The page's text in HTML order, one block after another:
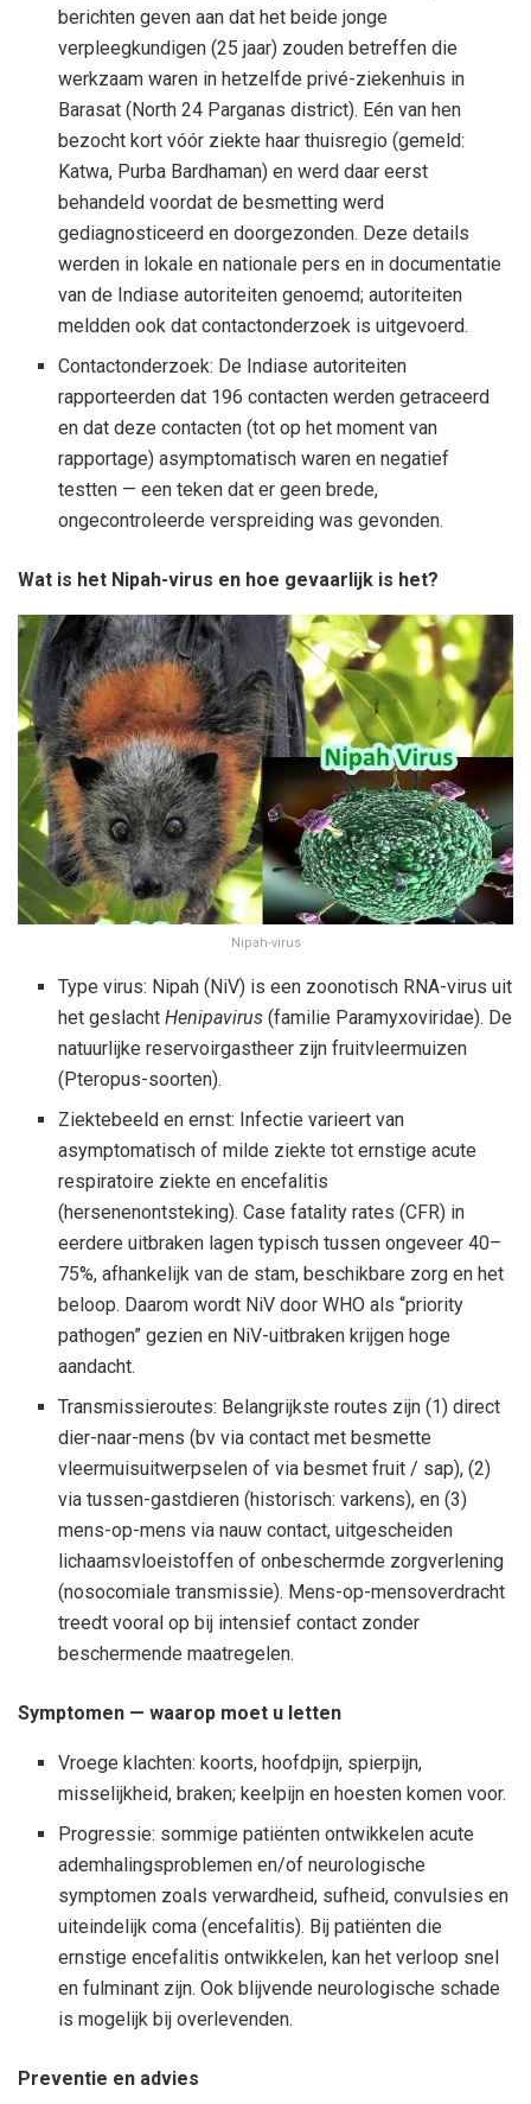
berichten geven aan dat het beide jonge
verpleegkundigen (25 jaar) zouden betreffen die
werkzaam waren in hetzelfde privé-ziekenhuis in
Barasat (North 24 Parganas district). Eén van hen
bezocht kort vóór ziekte haar thuisregio (gemeld:
Katwa, Purba Bardhaman) en werd daar eerst
behandeld voordat de besmetting werd
gediagnosticeerd en doorgezonden. Deze details
werden in lokale en nationale pers en in documentatie
van de Indiase autoriteiten genoemd; autoriteiten
meldden ook dat contactonderzoek is uitgevoerd.
Contactonderzoek: De Indiase autoriteiten
rapporteerden dat 196 contacten werden getraceerd
en dat deze contacten (tot op het moment van
rapportage) asymptomatisch waren en negatief
testten — een teken dat er geen brede,
ongecontroleerde verspreiding was gevonden.
Wat is het Nipah-virus en hoe gevaarlijk is het?
Nipah-virus
Type virus: Nipah (NiV) is een zoonotisch RNA-virus uit
het geslachtHenipavirus (familie Paramyxoviridae). De
natuurlijke reservoirgastheer zijn fruitvleermuizen
(Pteropus-soorten).
Ziektebeeld en ernst: Infectie varieert van
asymptomatisch of milde ziekte tot ernstige acute
respiratoire ziekte en encefalitis
(hersenenontsteking). Case fatality rates (CFR) in
eerdere uitbraken lagen typisch tussen ongeveer 40–
75%, afhankelijk van de stam, beschikbare zorg en het
beloop. Daarom wordt NiV door WHO als “priority
pathogen” gezien en NiV-uitbraken krijgen hoge
aandacht.
Transmissieroutes: Belangrijkste routes zijn (1) direct
dier-naar-mens (bv via contact met besmette
vleermuisuitwerpselen of via besmet fruit / sap), (2)
via tussen-gastdieren (historisch: varkens), en (3)
mens-op-mens via nauw contact, uitgescheiden
lichaamsvloeistoffen of onbeschermde zorgverlening
(nosocomiale transmissie). Mens-op-mensoverdracht
treedt vooral op bij intensief contact zonder
beschermende maatregelen.
Symptomen — waarop moet u letten
Vroege klachten: koorts, hoofdpijn, spierpijn,
misselijkheid, braken; keelpijn en hoesten komen voor.
Progressie: sommige patiënten ontwikkelen acute
ademhalingsproblemen en/of neurologische
symptomen zoals verwardheid, sufheid, convulsies en
uiteindelijk coma (encefalitis). Bij patiënten die
ernstige encefalitis ontwikkelen, kan het verloop snel
en fulminant zijn. Ook blijvende neurologische schade
is mogelijk bij overlevenden.
Preventie en advies